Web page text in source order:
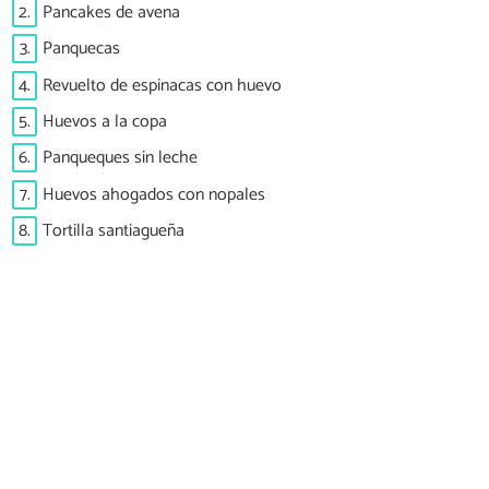
2. Pancakes de avena
3. Panquecas
4. Revuelto de espinacas con huevo
5. Huevos a la copa
6. Panqueques sin leche
7. Huevos ahogados con nopales
8. Tortilla santiagueña